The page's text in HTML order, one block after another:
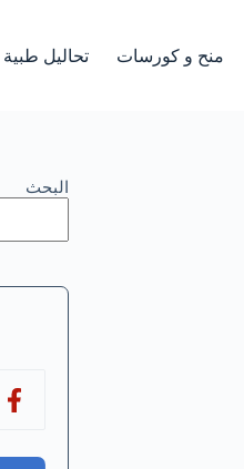
منح و كورسات تحاليل طبية
البحث